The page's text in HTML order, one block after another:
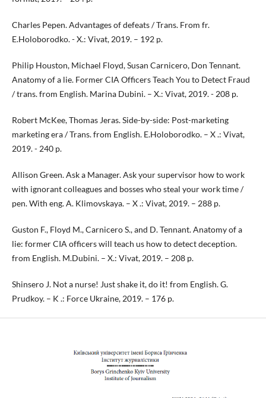
Charles Pepen. Advantages of defeats / Trans. From fr.
E.Holoborodko. - X.: Vivat, 2019. – 192 p.
Philip Houston, Michael Floyd, Susan Carnicero, Don Tennant.
Anatomy of a lie. Former CIA Officers Teach You to Detect Fraud
/ trans. from English. Marina Dubini. – X.: Vivat, 2019. - 208 p.
Robert McKee, Thomas Jeras. Side-by-side: Post-marketing
marketing era / Trans. from English. E.Holoborodko. – X .: Vivat,
2019. - 240 p.
Allison Green. Ask a Manager. Ask your supervisor how to work
with ignorant colleagues and bosses who steal your work time /
pen. With eng. A. Klimovskaya. – X .: Vivat, 2019. – 288 p.
Guston F., Floyd M., Carnicero S., and D. Tennant. Anatomy of a
lie: former CIA officers will teach us how to detect deception.
from English. M.Dubini. – X.: Vivat, 2019. – 208 p.
Shinsero J. Not a nurse! Just shake it, do it! from English. G.
Prudkoy. – K .: Force Ukraine, 2019. – 176 p.